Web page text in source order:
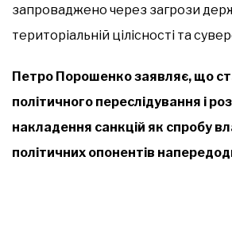
запроваджено через загрози
територіальній цілісності та
Петро Порошенко заявляє, що
політичного переслідування і
накладення санкцій як спробу
політичних опонентів